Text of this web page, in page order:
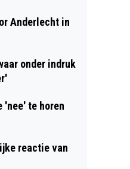
Anderlecht in
onder indruk
'nee' te horen
reactie van